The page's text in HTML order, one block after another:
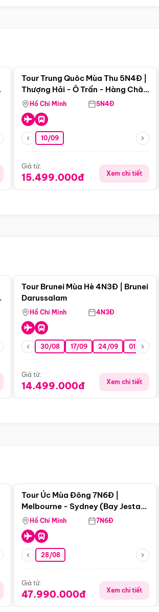
Tour Trung Quôc Mùa Thu 5N4Đ |
Thượng Hải - Ô Trấn - Hàng Châu
(Tour Không Shopping)
Hồ Chí Minh 5N4Đ
10/09
Giá từ:
15.499.000đ Xem chi tiết
Tour Brunei Mùa Hè 4N3Đ | Brunei
Darussalam
Hồ Chí Minh 4N3Đ
30/08 17/09 24/09 01/10
Giá từ:
14.499.000đ Xem chi tiết
Tour Úc Mùa Đông 7N6Đ |
Melbourne - Sydney (Bay Jestar
Airways)
Hồ Chí Minh 7N6Đ
28/08
Giá từ:
47.990.000đ Xem chi tiết